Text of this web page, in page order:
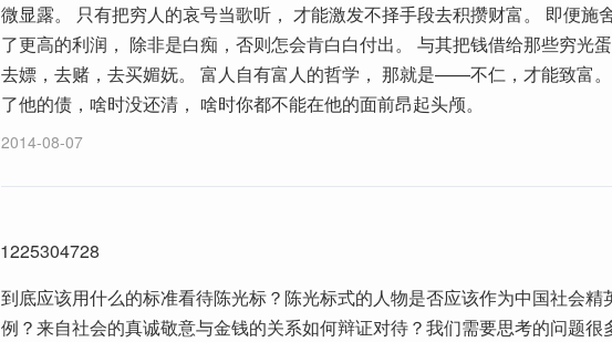
微显露。 只有把穷人的哀号当歌听， 才能激发不择手段去积攒财富。 即便施
了更高的利润， 除非是白痴，否则怎会肯白白付出。 与其把钱借给那些穷光
去嫖，去赌，去买媚妩。 富人自有富人的哲学， 那就是——不仁，才能致富
了他的债，啥时没还清， 啥时你都不能在他的面前昂起头颅。
2014-08-07
1225304728
到底应该用什么的标准看待陈光标？陈光标式的人物是否应该作为中国社会精
例？来自社会的真诚敬意与金钱的关系如何辩证对待？我们需要思考的问题很